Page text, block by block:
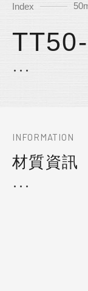
Index
INFORMATION
材質資訊